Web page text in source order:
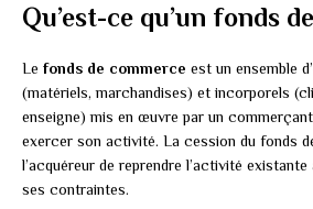
Qu’est-ce qu’un fonds
Le fonds de commerce est un ensemble
(matériels, marchandises) et incorporels
enseigne) mis en œuvre par un
exercer son activité. La cession du fonds
l’acquéreur de reprendre l’activité
ses contraintes.